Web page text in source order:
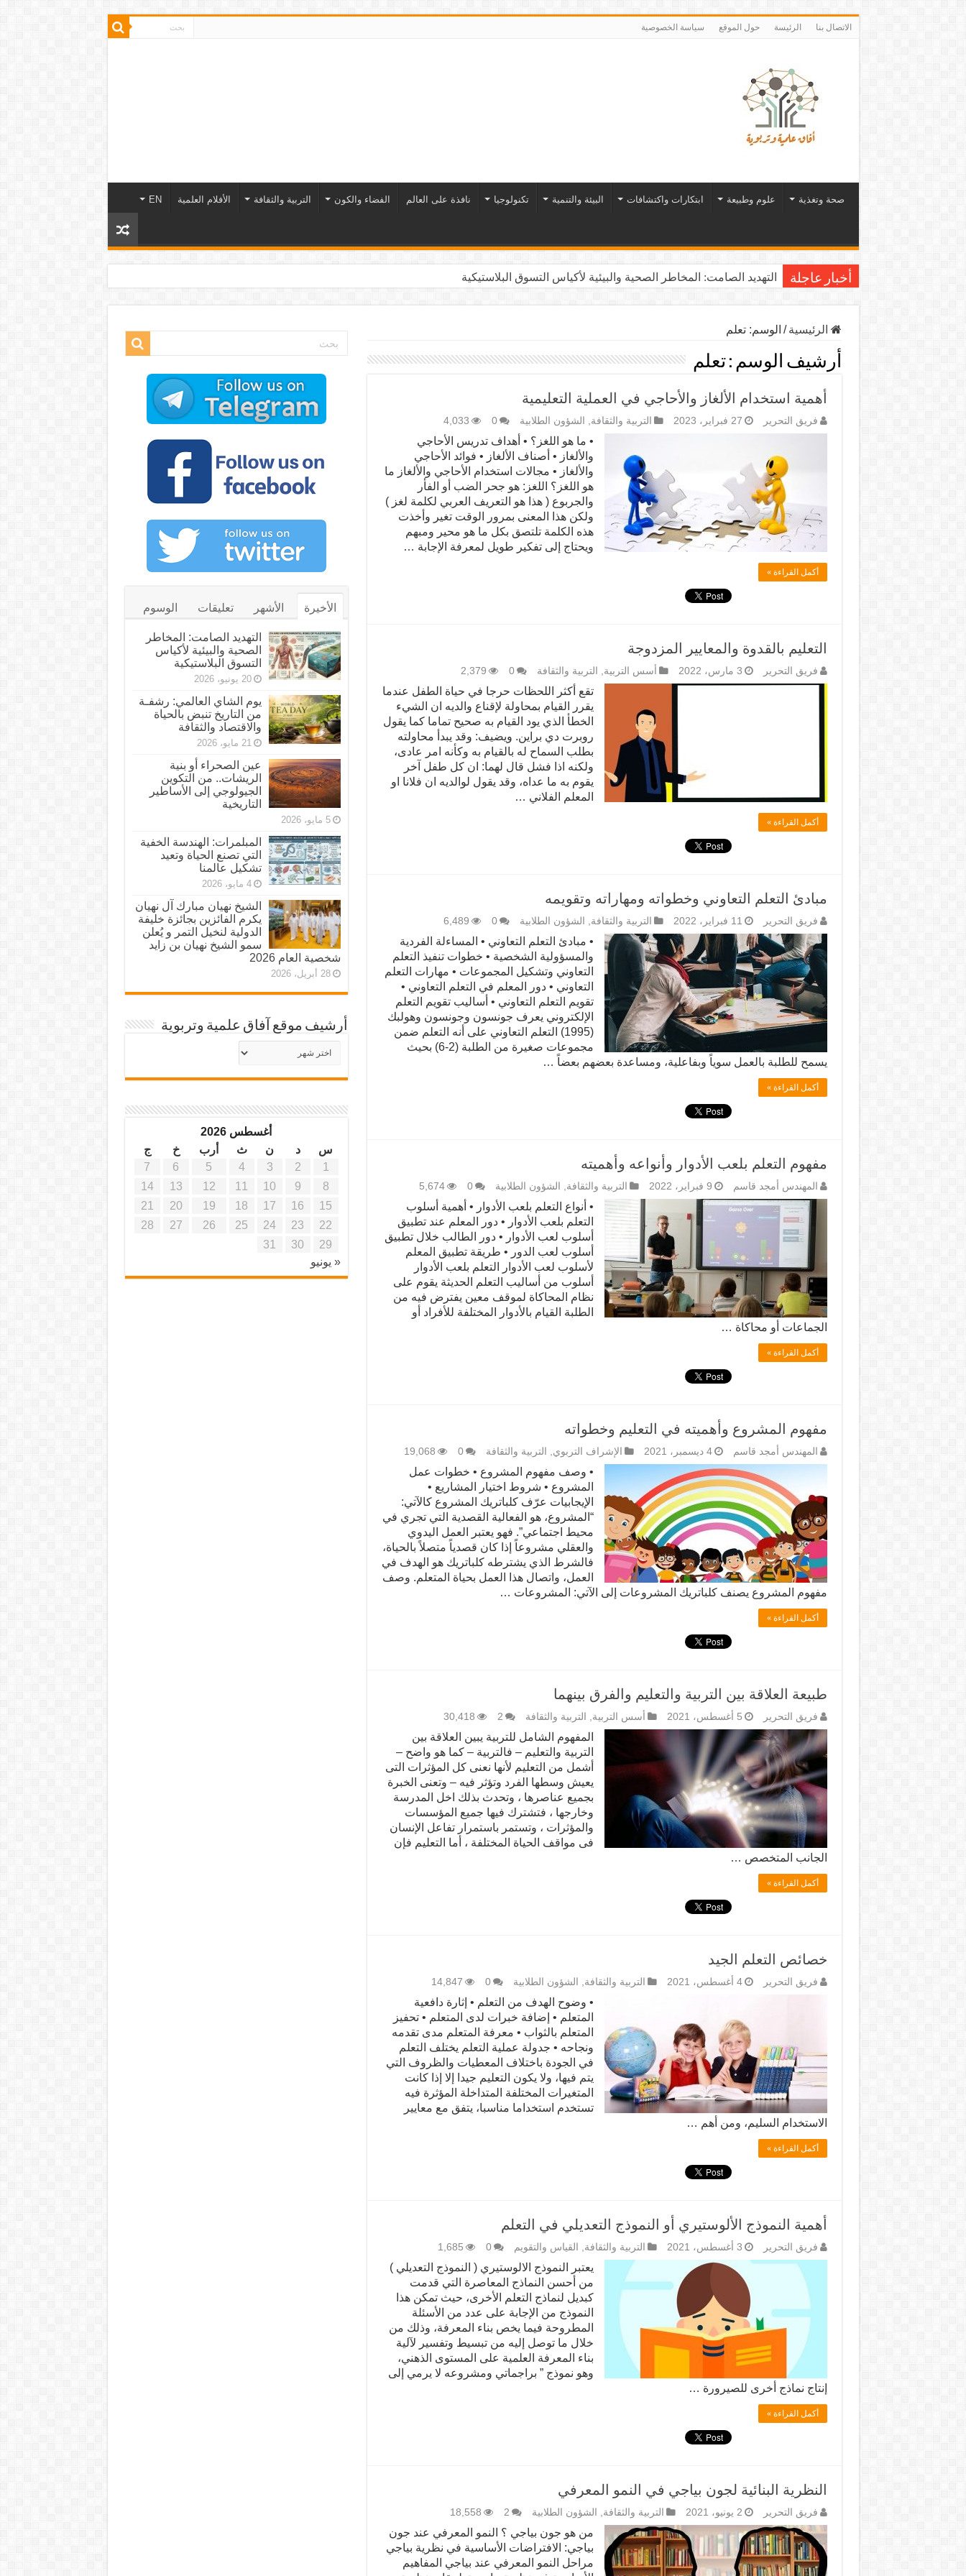
الاتصال بنا الرئيسة حول الموقع سياسة الخصوصية
صحة وتغذية علوم وطبيعة ابتكارات واكتشافات البيئة والتنمية تكنولوجيا نافذة على العالم الفضاء والكون التربية والثقافة الأفلام العلمية EN
أخبار عاجلة التهديد الصامت: المخاطر الصحية والبيئية لأكياس التسوق البلاستيكية
الرئيسية / الوسم:تعلم
أرشيف الوسم :تعلم
أهمية استخدام الألغاز والأحاجي في العملية التعليمية
فريق التحرير 27 فبراير، 2023 التربية والثقافة, الشؤون الطلابية 0
4,033
• ما هو اللغز؟ • أهداف تدريس الأحاجي
والألغاز • أصناف الألغاز • فوائد الأحاجي
والألغاز • مجالات استخدام الأحاجي والألغاز ما
هو اللغز؟ اللغز: هو جحر الضب أو الفأر
والجربوع ( هذا هو التعريف العربي لكلمة لغز )
ولكن هذا المعنى بمرور الوقت تغير وأخذت
هذه الكلمة تلتصق بكل ما هو محير ومبهم
ويحتاج إلى تفكير طويل لمعرفة الإجابة …
أكمل القراءة »
التعليم بالقدوة والمعايير المزدوجة
فريق التحرير 3 مارس، 2022 أسس التربية, التربية والثقافة 0
2,379
تقع أكثر اللحظات حرجا في حياة الطفل عندما
يقرر القيام بمحاولة لإقناع والديه ان الشيء
الخطأ الذي يود القيام به صحيح تماما كما يقول
روبرت دي براين. ويضيف: وقد يبدأ محاولته
بطلب السماح له بالقيام به وكأنه امر عادى،
ولكنه اذا فشل قال لهما: ان كل طفل آخر
يقوم به ما عداه، وقد يقول لوالديه ان فلانا او
المعلم الفلاني …
أكمل القراءة »
مبادئ التعلم التعاوني وخطواته ومهاراته وتقويمه
فريق التحرير 11 فبراير، 2022 التربية والثقافة, الشؤون الطلابية 0
6,489
• مبادئ التعلم التعاوني • المساءلة الفردية
والمسؤولية الشخصية • خطوات تنفيذ التعلم
التعاوني وتشكيل المجموعات • مهارات التعلم
التعاوني • دور المعلم في التعلم التعاوني •
تقويم التعلم التعاوني • أساليب تقويم التعلم
الإلكتروني يعرف جونسون وجونسون وهولبك
(1995) التعلم التعاوني على أنه التعلم ضمن
مجموعات صغيرة من الطلبة (2-6) بحيث
يسمح للطلبة بالعمل سوياً وبفاعلية، ومساعدة بعضهم بعضاً …
أكمل القراءة »
مفهوم التعلم بلعب الأدوار وأنواعه وأهميته
المهندس أمجد قاسم 9 فبراير، 2022 التربية والثقافة, الشؤون الطلابية 0
5,674
• أنواع التعلم بلعب الأدوار • أهمية أسلوب
التعلم بلعب الأدوار • دور المعلم عند تطبيق
أسلوب لعب الأدوار • دور الطالب خلال تطبيق
أسلوب لعب الدور • طريقة تطبيق المعلم
لأسلوب لعب الأدوار التعلم بلعب الأدوار
أسلوب من أساليب التعلم الحديثة يقوم على
نظام المحاكاة لموقف معين يفترض فيه من
الطلبة القيام بالأدوار المختلفة للأفراد أو
الجماعات أو محاكاة …
أكمل القراءة »
مفهوم المشروع وأهميته في التعليم وخطواته
المهندس أمجد قاسم 4 ديسمبر، 2021 الإشراف التربوي, التربية والثقافة 0
19,068
• وصف مفهوم المشروع • خطوات عمل
المشروع • شروط اختيار المشاريع •
الإيجابيات عرّف كلباتريك المشروع كالآتي:
“المشروع، هو الفعالية القصدية التي تجري في
محيط اجتماعي”. فهو يعتبر العمل اليدوي
والعقلي مشروعاً إذا كان قصدياً متصلاً بالحياة،
فالشرط الذي يشترطه كلباتريك هو الهدف في
العمل، واتصال هذا العمل بحياة المتعلم. وصف
مفهوم المشروع يصنف كلباتريك المشروعات إلى الآتي: المشروعات …
أكمل القراءة »
طبيعة العلاقة بين التربية والتعليم والفرق بينهما
فريق التحرير 5 أغسطس، 2021 أسس التربية, التربية والثقافة 2
30,418
المفهوم الشامل للتربية يبين العلاقة بين
التربية والتعليم – فالتربية – كما هو واضح –
أشمل من التعليم لأنها نعنى كل المؤثرات التى
يعيش وسطها الفرد وتؤثر فيه – وتعنى الخبرة
بجميع عناصرها ، وتحدث بذلك اخل المدرسة
وخارجها ، فتشترك فيها جميع المؤسسات
والمؤثرات ، وتستمر باستمرار تفاعل الإنسان
فى مواقف الحياة المختلفة ، أما التعليم فإن
الجانب المتخصص …
أكمل القراءة »
خصائص التعلم الجيد
فريق التحرير 4 أغسطس، 2021 التربية والثقافة, الشؤون الطلابية 0
14,847
• وضوح الهدف من التعلم • إثارة دافعية
المتعلم • إضافة خبرات لدى المتعلم • تحفيز
المتعلم بالثواب • معرفة المتعلم مدى تقدمه
ونجاحه • جدولة عملية التعلم يختلف التعلم
في الجودة باختلاف المعطيات والظروف التي
يتم فيها، ولا يكون التعليم جيدا إلا إذا كانت
المتغيرات المختلفة المتداخلة المؤثرة فيه
تستخدم استخداما مناسبا، يتفق مع معايير
الاستخدام السليم، ومن أهم …
أكمل القراءة »
أهمية النموذج الألوستيري أو النموذج التعديلي في التعلم
فريق التحرير 3 أغسطس، 2021 التربية والثقافة, القياس والتقويم 0
1,685
يعتبر النموذج الالوستيري ( النموذج التعديلي )
من أحسن النماذج المعاصرة التي قدمت
كبديل لنماذج التعلم الأخرى، حيث تمكن هذا
النموذج من الإجابة على عدد من الأسئلة
المطروحة فيما يخص بناء المعرفة، وذلك من
خلال ما توصل إليه من تبسيط وتفسير لآلية
بناء المعرفة العلمية على المستوى الذهني،
وهو نموذج ” براجماتي ومشروعه لا يرمي إلى
إنتاج نماذج أخرى للصيرورة …
أكمل القراءة »
النظرية البنائية لجون بياجي في النمو المعرفي
فريق التحرير 2 يونيو، 2021 التربية والثقافة, الشؤون الطلابية 2
18,558
من هو جون بياجي ؟ النمو المعرفي عند جون
بياجي: الافتراضات الأساسية في نظرية بياجي
مراحل النمو المعرفي عند بياجي المفاهيم
الأخيرة الأشهر تعليقات الوسوم
التهديد الصامت: المخاطر
الصحية والبيئية لأكياس
التسوق البلاستيكية
20 يونيو، 2026
يوم الشاي العالمي: رشفـة
من التاريخ تنبض بالحياة
والاقتصاد والثقافة
21 مايو، 2026
عين الصحراء أو بنية
الريشات.. من التكوين
الجيولوجي إلى الأساطير
التاريخية
5 مايو، 2026
المبلمرات: الهندسة الخفية
التي تصنع الحياة وتعيد
تشكيل عالمنا
4 مايو، 2026
الشيخ نهيان مبارك آل نهيان
يكرم الفائزين بجائزة خليفة
الدولية لنخيل التمر و يُعلن
سمو الشيخ نهيان بن زايد
شخصية العام 2026
28 أبريل، 2026
أرشيف موقع آفاق علمية وتربوية
أرشيف
موقع
أغسطس 2026
س
د ن ث أرب خ
ج
1
2
3
4
5
6
7
8
9
10
11
12
13
14
15
16
17
18
19
20
21
22
23
24
25
26
27
28
29
30
31
« يونيو